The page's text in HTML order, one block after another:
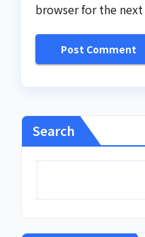
browser for the
Search